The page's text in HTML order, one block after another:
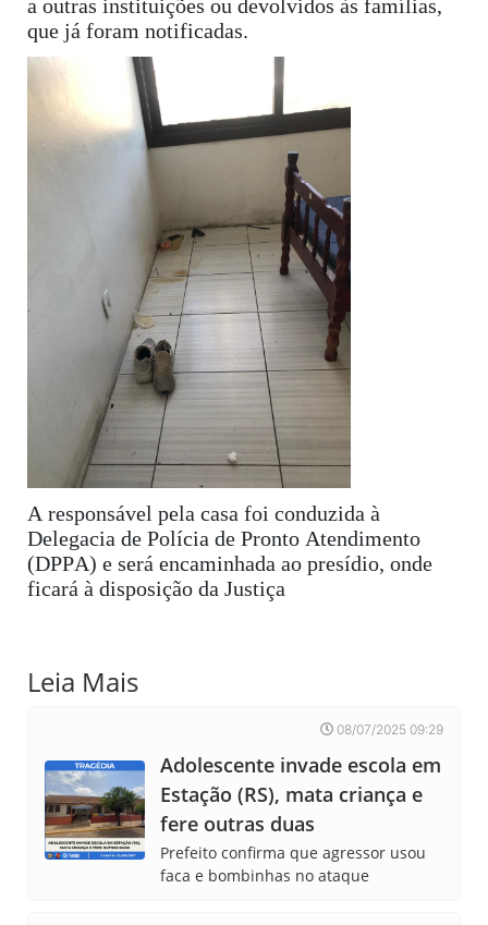
a outras instituições ou devolvidos às famílias,
que já foram notificadas.
A responsável pela casa foi conduzida à
Delegacia de Polícia de Pronto Atendimento
(DPPA) e será encaminhada ao presídio, onde
ficará à disposição da Justiça
Leia Mais
08/07/2025 09:29
Adolescente invade escola em
Estação (RS), mata criança e
fere outras duas
Prefeito confirma que agressor usou
faca e bombinhas no ataque